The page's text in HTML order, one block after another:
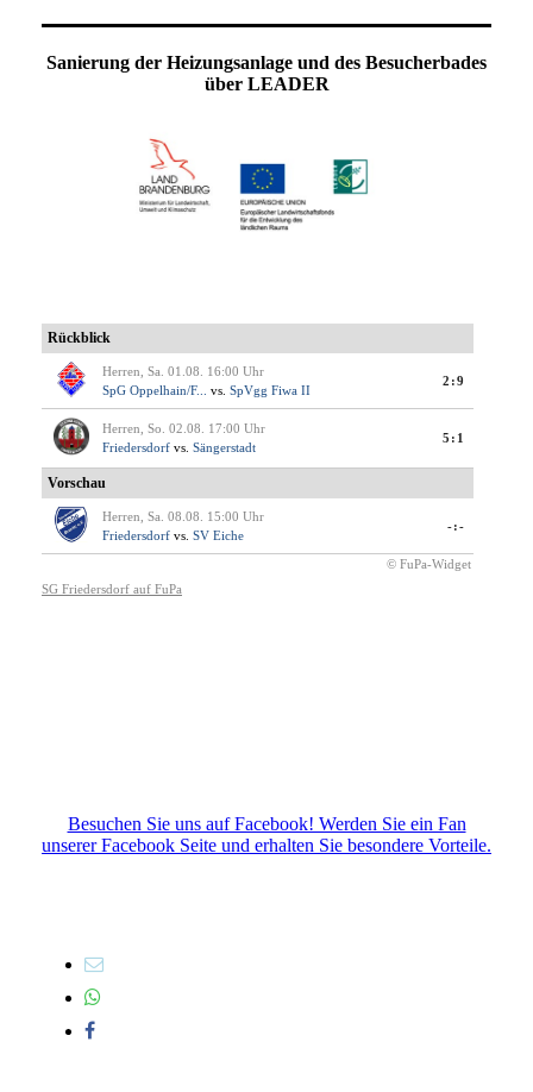
Sanierung der Heizungsanlage und des Besucherbades
über LEADER
Besuchen Sie uns auf Facebook! Werden Sie ein Fan
unserer Facebook Seite und erhalten Sie besondere Vorteile.